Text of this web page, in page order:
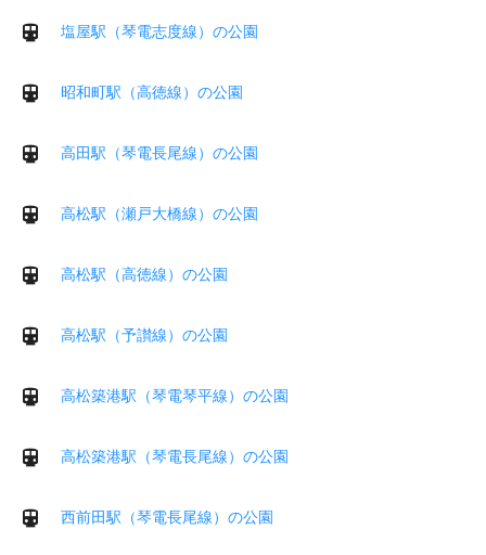
塩屋駅（琴電志度線）の公園
昭和町駅（高徳線）の公園
高田駅（琴電長尾線）の公園
高松駅（瀬戸大橋線）の公園
高松駅（高徳線）の公園
高松駅（予讃線）の公園
高松築港駅（琴電琴平線）の公園
高松築港駅（琴電長尾線）の公園
西前田駅（琴電長尾線）の公園